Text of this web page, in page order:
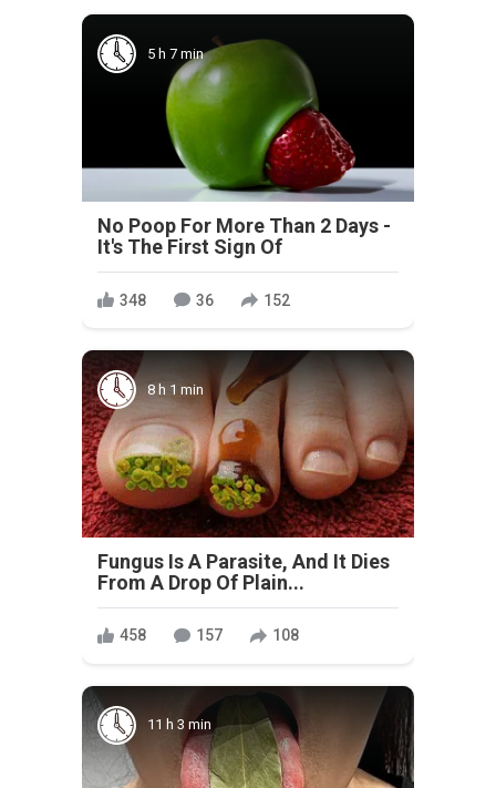
5 h 7 min
No Poop For More Than 2 Days -
It's The First Sign Of
348 36 152
8 h 1 min
Fungus Is A Parasite, And It Dies
From A Drop Of Plain...
458 157 108
11 h 3 min